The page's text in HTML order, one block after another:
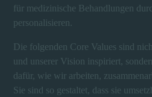
für medizinische Behandlungen
personalisieren.
Die folgenden Core Values sind
und unserer Vision inspiriert,
dafür, wie wir arbeiten,
Sie sind so gestaltet, dass sie